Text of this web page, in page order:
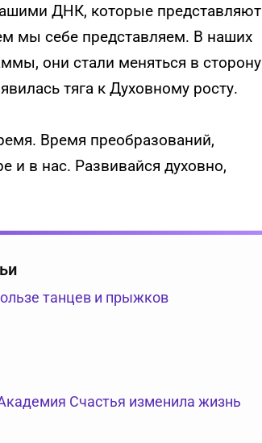
ДНК, которые представляют
мы себе представляем. В наших
они стали меняться в сторону
тяга к Духовному росту.
Время преобразований,
в нас. Развивайся духовно,
танцев и прыжков
Счастья изменила жизнь